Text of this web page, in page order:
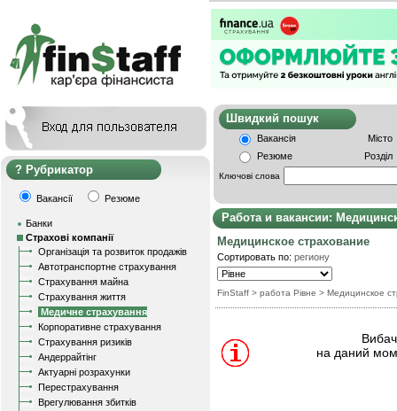
Рубрикатор
Вакансії Резюме
Банки
Страхові компанії
Організація та розвиток продажів
Автотранспортне страхування
Страхування майна
Страхування життя
Медичне страхування
Корпоративне страхування
Страхування ризиків
Андеррайтінг
Актуарні розрахунки
Перестрахування
Врегулювання збитків
Швидкий
Вакансія
Місто
Резюме
Розділ
Ключові слова
Работа и вакансии:
Медицинское страхование
Сортировать по: региону
FinStaff > работа Рівне > Медицинское
на даний